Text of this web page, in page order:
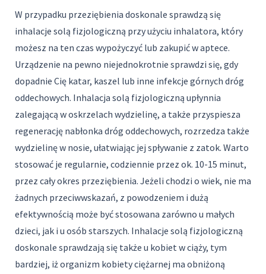
W przypadku przeziębienia doskonale sprawdzą się
inhalacje solą fizjologiczną przy użyciu inhalatora, który
możesz na ten czas wypożyczyć lub zakupić w aptece.
Urządzenie na pewno niejednokrotnie sprawdzi się, gdy
dopadnie Cię katar, kaszel lub inne infekcje górnych dróg
oddechowych. Inhalacja solą fizjologiczną upłynnia
zalegającą w oskrzelach wydzielinę, a także przyspiesza
regenerację nabłonka dróg oddechowych, rozrzedza także
wydzielinę w nosie, ułatwiając jej spływanie z zatok. Warto
stosować je regularnie, codziennie przez ok. 10-15 minut,
przez cały okres przeziębienia. Jeżeli chodzi o wiek, nie ma
żadnych przeciwwskazań, z powodzeniem i dużą
efektywnością może być stosowana zarówno u małych
dzieci, jak i u osób starszych. Inhalacje solą fizjologiczną
doskonale sprawdzają się także u kobiet w ciąży, tym
bardziej, iż organizm kobiety ciężarnej ma obniżoną